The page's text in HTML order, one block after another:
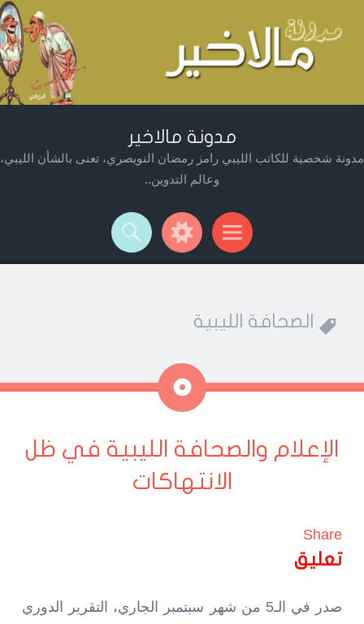
مدونة مالاخير
مدونة شخصية للكاتب الليبي رامز رمضان النويصري، تعنى بالشأن الليبي،
وعالم التدوين..
Menu
Widgets
Search
الصحافة الليبية
ملاحظة
الإعلام والصحافة الليبية في ظل
الانتهاكات
Share
تعليق
صدر في الـ5 من شهر سبتمبر الجاري، التقرير الدوري